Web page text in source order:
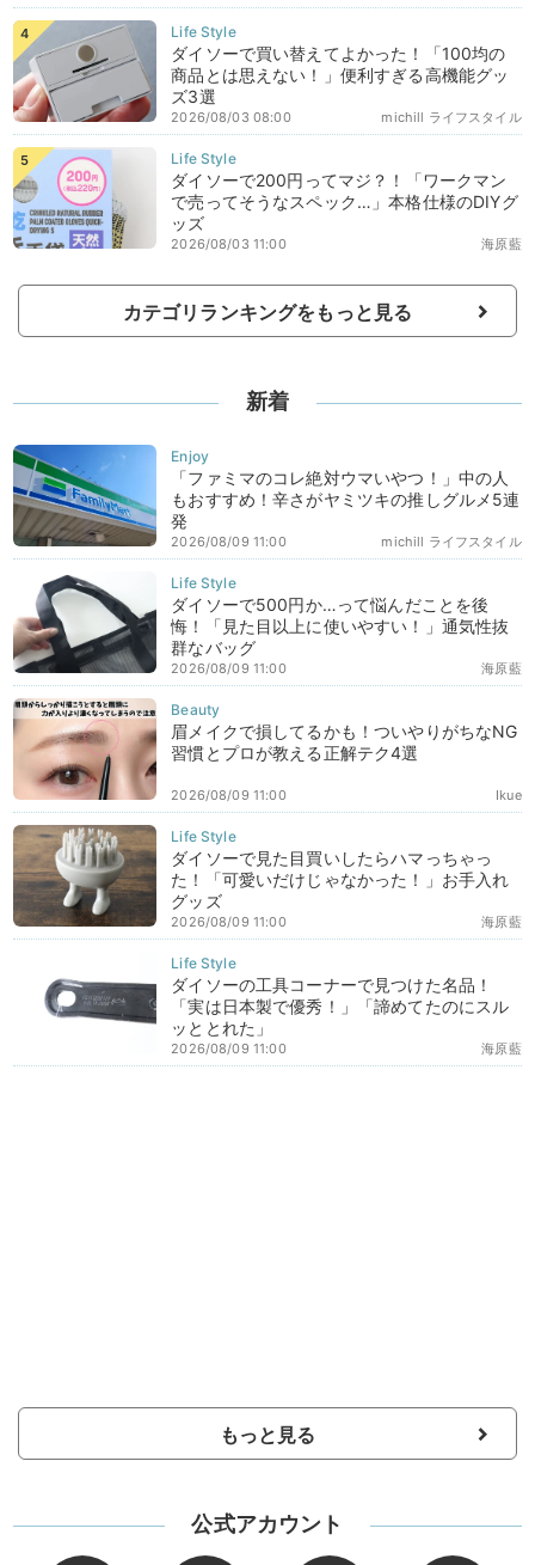
ダイソーで買い替えてよかった！「100均の
商品とは思えない！」便利すぎる高機能グッ
ズ3選
michill ライフスタイル
2026/08/03 08:00
ダイソーで200円ってマジ？！「ワークマン
で売ってそうなスペック…」本格仕様のDIYグ
ッズ
海原藍
2026/08/03 11:00
カテゴリランキングをもっと見る
新着
「ファミマのコレ絶対ウマいやつ！」中の人
もおすすめ！辛さがヤミツキの推しグルメ5連
発
michill ライフスタイル
2026/08/09 11:00
ダイソーで500円か…って悩んだことを後
悔！「見た目以上に使いやすい！」通気性抜
群なバッグ
海原藍
2026/08/09 11:00
眉メイクで損してるかも！ついやりがちなNG
習慣とプロが教える正解テク4選
Ikue
2026/08/09 11:00
ダイソーで見た目買いしたらハマっちゃっ
た！「可愛いだけじゃなかった！」お手入れ
グッズ
海原藍
2026/08/09 11:00
ダイソーの工具コーナーで見つけた名品！
「実は日本製で優秀！」「諦めてたのにスル
ッととれた」
海原藍
2026/08/09 11:00
もっと見る
公式アカウント